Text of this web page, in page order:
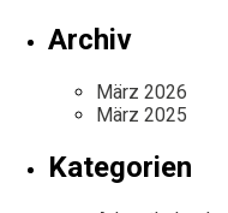
Archiv
März 2026
März 2025
Kategorien